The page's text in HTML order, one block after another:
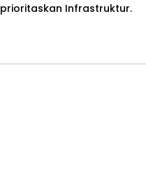
Infrastruktur.